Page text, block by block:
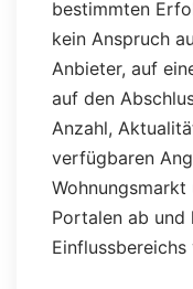
bestimmten
kein Anspruch
Anbieter, auf
auf den
Anzahl,
verfügbaren
Portalen ab und